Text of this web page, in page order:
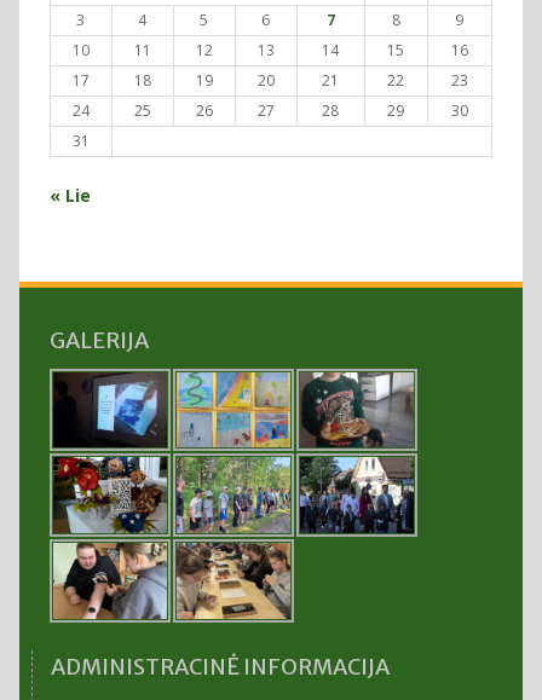
3
4 5 6 7 8
9
10
11 12 13 14 15
16
17
18 19 20 21 22
23
24
25 26 27 28 29
30
31
« Lie
GALERIJA
ADMINISTRACINĖ INFORMACIJA